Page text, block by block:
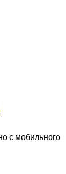
с мобильного